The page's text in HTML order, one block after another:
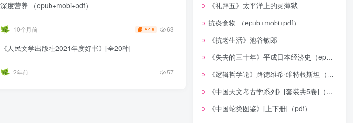
深度营养 （epub+mobi+pdf）
10个月前 ￥4.9 63
《人民文学出版社2021年度好书》[全20种]
2年前 57
《礼拜五》太平洋上的灵薄狱
抗炎食物 （epub+mobi+pdf）
《抗老生活》池谷敏郎
《失去的三十年》平成日本经济史（epub+mobi+azw3+pdf）
《逻辑哲学论》路德维希·维特根斯坦（epub+mobi+azw3+pdf）
《中国天文考古学系列》[套装共5卷]（epub+mobi+azw3+pdf）
《中国蛇类图鉴》[上下册]（pdf）